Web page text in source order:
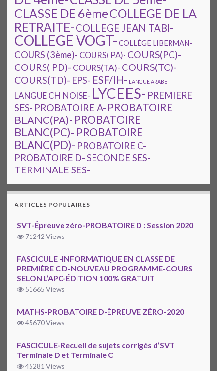
CLASSE DE 6èmeCOLLEGE DE LA
RETRAITE- COLLEGE JEAN TABI-
COLLEGE VOGT- COLLÈGE LIBERMAN-
COURS (3ème)- COURS( PA)- COURS(PC)-
COURS( PD)- COURS(TA)- COURS(TC)-
COURS(TD)- EPS- ESF/IH- LANGUE ARABE-
LANGUE CHINOISE- LYCEES- PREMIERE
SES- PROBATOIRE A- PROBATOIRE
BLANC(PA)- PROBATOIRE
BLANC(PC)- PROBATOIRE
BLANC(PD)- PROBATOIRE C-
PROBATOIRE D-SECONDE SES-
TERMINALE SES-
ARTICLES POPULAIRES
SVT-Épreuve zéro-PROBATOIRE D : Session 2020
71242 Views
FASCICULE -INFORMATIQUE EN CLASSE DE
PREMIÈRE C D-NOUVEAU PROGRAMME-COURS
SELON L’APC-ÉDITION 100% GRATUIT
51665 Views
MATHS-PROBATOIRE D-ÉPREUVE ZÉRO-2020
45670 Views
FASCICULE-Recueil de sujets corrigés d’SVT
Terminale D et Terminale C
45281 Views